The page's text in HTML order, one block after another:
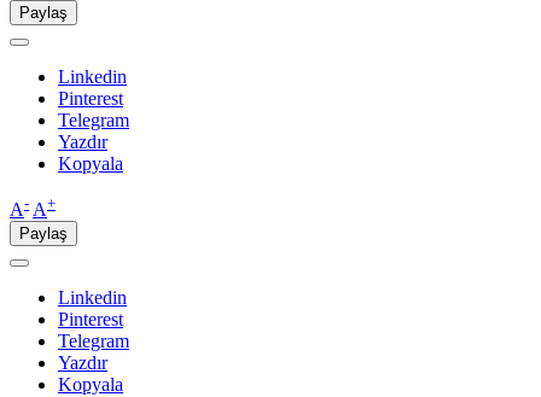
Paylaş
Linkedin
Pinterest
Telegram
Yazdır
Kopyala
A- A+
Paylaş
Linkedin
Pinterest
Telegram
Yazdır
Kopyala